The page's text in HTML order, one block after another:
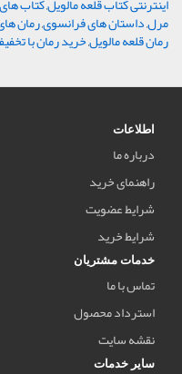
مرل,داستان های فرانسوی,رمان
رمان قلعه مالویل,خرید رمان با
اطلاعات
درباره ما
راهنمای خرید
شرایط عضویت
شرایط خرید
خدمات مشتریان
تماس با ما
استرداد محصول
نقشه سایت
سایر خدمات